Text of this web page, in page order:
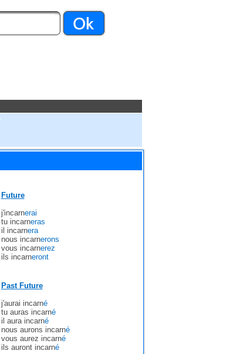
Future
j'incarnerai
tu incarneras
il incarnera
nous incarnerons
vous incarnerez
ils incarneront
Past Future
j'aurai incarné
tu auras incarné
il aura incarné
nous aurons incarné
vous aurez incarné
ils auront incarné